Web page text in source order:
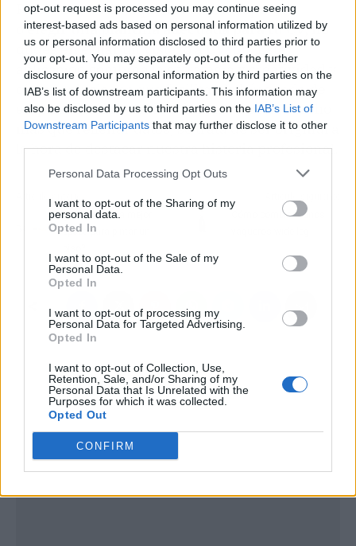
opt-out request is processed you may continue seeing
interest-based ads based on personal information utilized by
us or personal information disclosed to third parties prior to
your opt-out. You may separately opt-out of the further
disclosure of your personal information by third parties on the
IAB’s list of downstream participants. This information may
also be disclosed by us to third parties on the IAB’s List of
Downstream Participants that may further disclose it to other
Personal Data Processing Opt Outs
I want to opt-out of the Sharing of my
personal data.
Opted In
I want to opt-out of the Sale of my
Personal Data.
Opted In
I want to opt-out of processing my
Personal Data for Targeted Advertising.
Opted In
I want to opt-out of Collection, Use,
Retention, Sale, and/or Sharing of my
Personal Data that Is Unrelated with the
Purposes for which it was collected.
Opted Out
CONFIRM
Para resolver cualquier duda al respecto
elegir una plantilla adecuada para tu CV,no
dudes en echar un vistazo a CVapp. Esta
aplicación combina la estrategia y creatividad y
ofrece soluciones que facilitan la búsqueda de
empleo. Escribir uncurriculum vitaees mucho
más que rellenar datos, se trata de ser original a
la hora de destacar nuestra historia profesional.
Artículo anterior
¿Cuándo es la mejor
época para pintar un
Cómo combinar unos